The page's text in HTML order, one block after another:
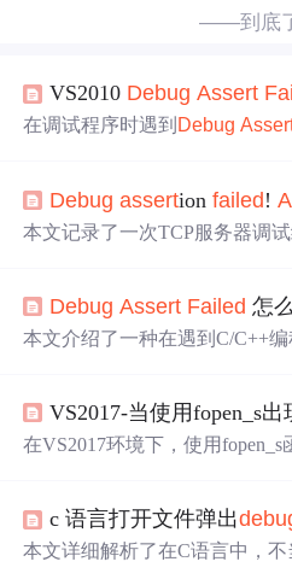
——到底
VS2010 Debug Assert
在调试程序时遇到 Debug
存在的磁盘分区。此外，还解决
Context、_sws_scale和
Debug assertionfailed!
本文记录了一次TCP服务器调
除对应的DDX_Control()语句解
Debug Assert Failed 怎
本文介绍了一种在遇到C/C++
到具体代码行，例如由于不正
题。此外，文章还提到了其他
VS2017-当使用fopen_s出
在VS2017环境下，使用
应添加错误检查机制，通过返
件。将文件操作封装到单独函
c 语言打开文件弹出
本文详细解析了在C语言中，